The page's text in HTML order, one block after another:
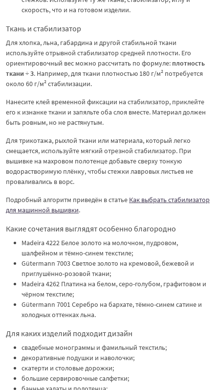
скорость, что и на готовом изделии.
Ткань и стабилизатор
Для хлопка, льна, габардина и другой стабильной ткани
используйте отрывной стабилизатор средней плотности. Его
ориентировочный вес можно рассчитать по формуле: плотность
ткани ÷ 3. Например, для ткани плотностью 180 г/м² потребуется
около 60 г/м² стабилизации.
Нанесите клей временной фиксации на стабилизатор, приклейте
его к изнанке ткани и запяльте оба слоя вместе. Материал должен
быть ровным, но не растянутым.
Для трикотажа, рыхлой ткани или материала, который легко
смещается, используйте мягкий отрезной стабилизатор. При
вышивке на махровом полотенце добавьте сверху тонкую
водорастворимую плёнку, чтобы стежки лавровых листьев не
проваливались в ворс.
Подробный алгоритм приведён в статье Как выбрать стабилизатор
для машинной вышивки.
Какие сочетания выглядят особенно благородно
Madeira 4222 Белое золото на молочном, пудровом,
шалфейном и тёмно-синем текстиле;
Gütermann 7003 Светлое золото на кремовой, бежевой и
приглушённо-розовой ткани;
Madeira 4262 Платина на белом, серо-голубом, графитовом и
чёрном текстиле;
Gütermann 7001 Серебро на бархате, тёмно-синем сатине и
холодных оттенках льна.
Для каких изделий подходит дизайн
свадебные монограммы и фамильный текстиль;
декоративные подушки и наволочки;
скатерти и столовые дорожки;
большие сервировочные салфетки;